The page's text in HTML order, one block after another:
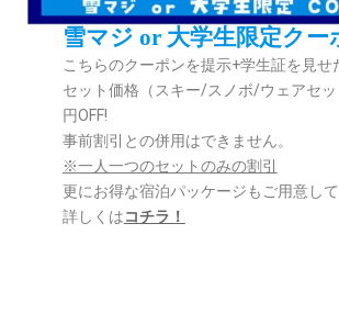
雪マジ or 大学生限定クー
こちらのクーポンを提示+学生証を見せ
セット価格（スキー/スノボ/ウェアセ
円OFF!
事前割引との併用はできません。
※一人一つのセットのみの割引
更にお得な宿泊パッケージもご用意して
詳しくは コチラ！